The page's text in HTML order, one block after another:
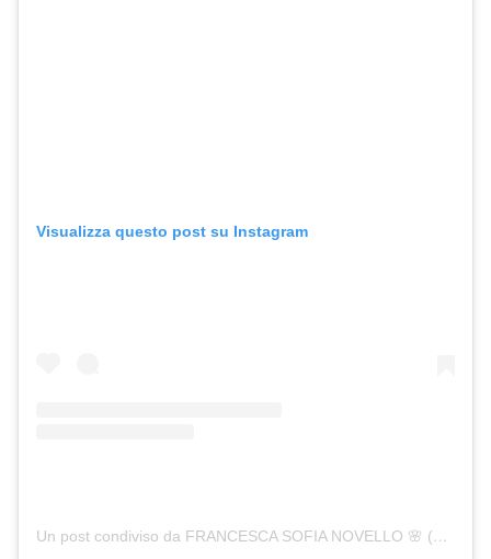
Visualizza questo post su Instagram
Un post condiviso da FRANCESCA SOFIA NOVELLO 🌸 (@francescasofianovello)